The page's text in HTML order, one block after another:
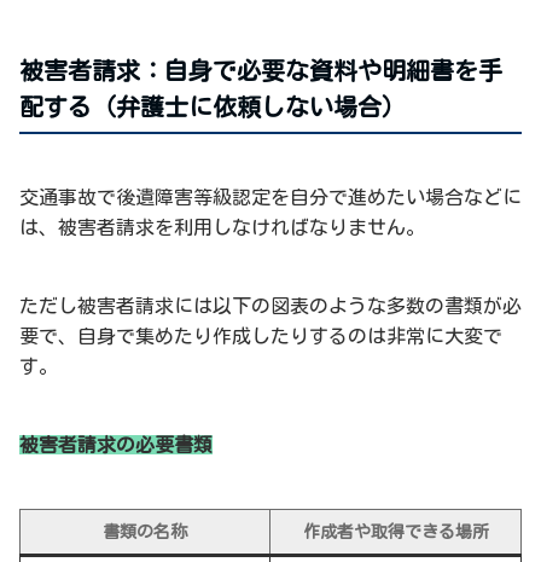
被害者請求：自身で必要な資料や明細書を手
配する（弁護士に依頼しない場合）
交通事故で後遺障害等級認定を自分で進めたい場合などに
は、被害者請求を利用しなければなりません。
ただし被害者請求には以下の図表のような多数の書類が必
要で、自身で集めたり作成したりするのは非常に大変で
す。
被害者請求の必要書類
書類の名称 作成者や取得できる場所